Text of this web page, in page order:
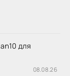
для
08.08.26